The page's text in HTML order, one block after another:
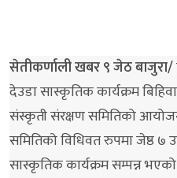
सेतीकर्णाली खबर ९ जेठ बाजुरा/
देउडा सास्कृतिक कार्यक्रम
संस्कृती संरक्षण समितिको
समितिको विधिवत रुपमा जेष्ठ
सास्कृतिक कार्यक्रम सम्पन्न भएको